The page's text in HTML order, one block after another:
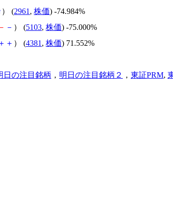
） (2961 , 株価) -74.984%
－ － ） (5103, 株価) -75.000%
＋ ） (4381 , 株価) 71.552%
日の注目銘柄 ， 明日の注目銘柄２ ， 東証PRM,